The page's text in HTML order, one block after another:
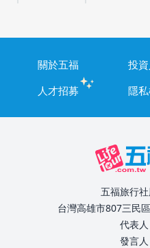
關於五福 投
人才招募
隱
五福旅行
台灣高雄市807三民
代表
發言